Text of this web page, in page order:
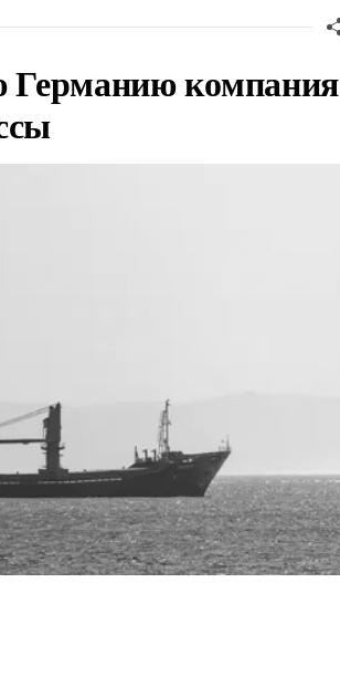
Германию компания